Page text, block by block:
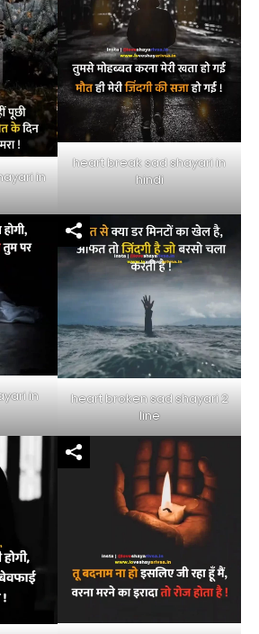
in
heart break sad shayari in
hindi
in
heart broken sad shayari 2
line